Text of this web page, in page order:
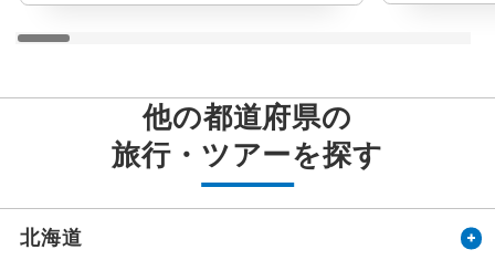
他の都道府県の
旅行・ツアーを探す
北海道